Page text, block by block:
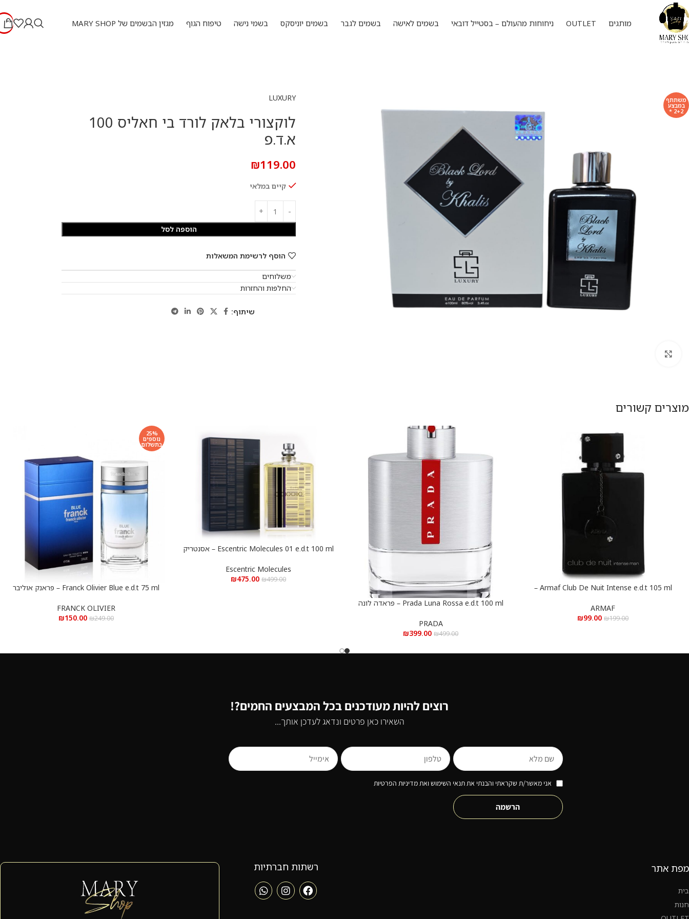
מותגים OUTLET ניחוחות מהעולם – בסטייל דובאי בשמים לאישה בשמים לגבר בשמים יוניסקס בשמי נישה טיפוח הגוף מגזין הבשמים של MARY SHOP
משתתף
במבצע
2+2 *
LUXURY
לוקצורי בלאק לורד בי חאליס 100
א.ד.פ
₪119.00
קיים במלאי
הוספה לסל
הוסף לרשימת המשאלות
משלוחים
החלפות והחזרות
שיתוף:
מוצרים קשורים
הוספה לסל
Armaf Club De Nuit Intense e.d.t 105 ml –
ARMAF
₪199.00
₪99.00
הוספה לסל
Prada Luna Rossa e.d.t 100 ml – פראדה לונה
PRADA
₪499.00
₪399.00
הוספה לסל
Escentric Molecules 01 e.d.t 100 ml – אסנטריק
Escentric Molecules
₪499.00
₪475.00
25%
נוספים
בתשלום
הוספה לסל
Franck Olivier Blue e.d.t 75 ml – פראנק אוליבר
FRANCK OLIVIER
₪249.00
₪150.00
רוצים להיות מעודכנים בכל המבצעים החמים?!
השאירו כאן פרטים ונדאג לעדכן אותך...
אני מאשר/ת שקראתי והבנתי את תנאי השימוש ואת מדיניות הפרטיות
הרשמה
מפת אתר
בית
חנות
רשתות חברתיות